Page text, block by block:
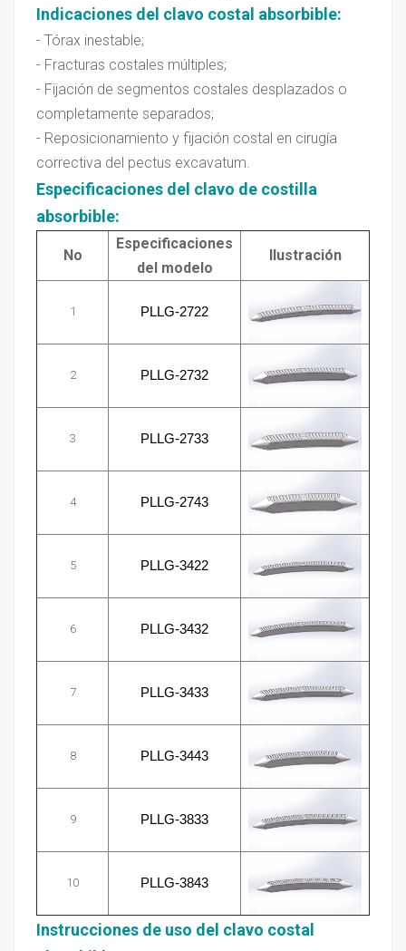
Indicaciones del clavo costal absorbible:
- Tórax inestable;
- Fracturas costales múltiples;
- Fijación de segmentos costales desplazados o
completamente separados;
- Reposicionamiento y fijación costal en cirugía
correctiva del pectus excavatum.
Especificaciones del clavo de costilla
absorbible:
No
Especificaciones
del modelo
Ilustración
1 PLLG-2722
2 PLLG-2732
3 PLLG-2733
4 PLLG-2743
5 PLLG-3422
6 PLLG-3432
7 PLLG-3433
8 PLLG-3443
9 PLLG-3833
10 PLLG-3843
Instrucciones de uso del clavo costal